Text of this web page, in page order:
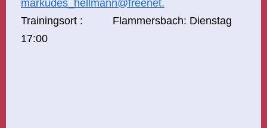
markudes_hellmann@freenet.
Trainingsort :
Flammersbach: Dienstag
17:00